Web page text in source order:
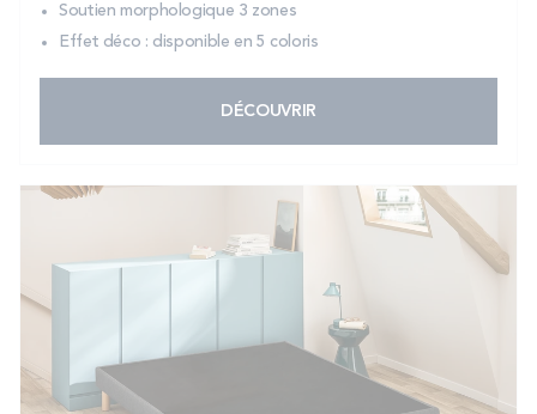
Soutien morphologique 3 zones
Effet déco : disponible en 5 coloris
DÉCOUVRIR